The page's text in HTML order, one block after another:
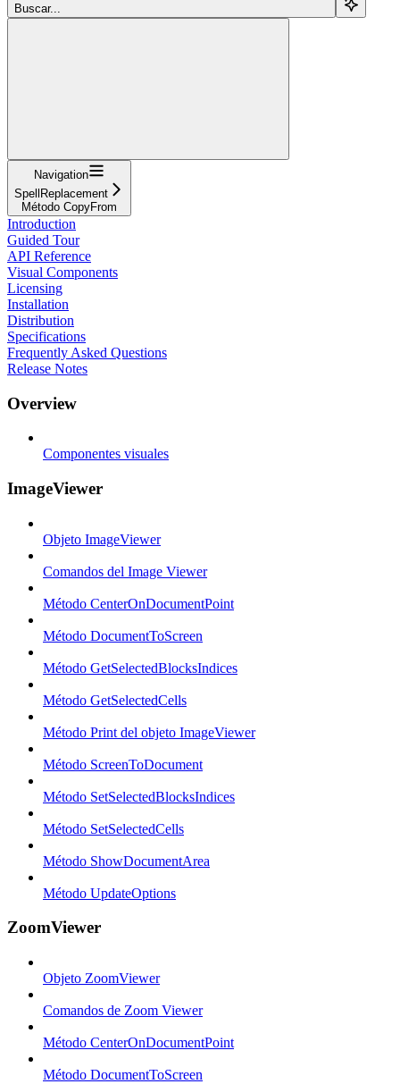
Buscar...
Navigation
SpellReplacement
Método CopyFrom
Introduction
Guided Tour
API Reference
Visual Components
Licensing
Installation
Distribution
Specifications
Frequently Asked Questions
Release Notes
Overview
Componentes visuales
ImageViewer
Objeto ImageViewer
Comandos del Image Viewer
Método CenterOnDocumentPoint
Método DocumentToScreen
Método GetSelectedBlocksIndices
Método GetSelectedCells
Método Print del objeto ImageViewer
Método ScreenToDocument
Método SetSelectedBlocksIndices
Método SetSelectedCells
Método ShowDocumentArea
Método UpdateOptions
ZoomViewer
Objeto ZoomViewer
Comandos de Zoom Viewer
Método CenterOnDocumentPoint
Método DocumentToScreen